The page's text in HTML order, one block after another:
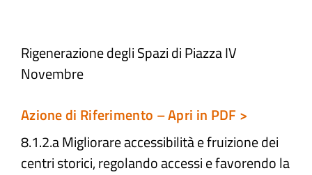
Atti e Docunenti
Notizie
Progetti
Rigenerazione degli Spazi di Piazza IV
Novembre
Azione di Riferimento – Apri in PDF >
8.1.2.a Migliorare accessibilità e fruizione dei
centri storici, regolando accessi e favorendo la